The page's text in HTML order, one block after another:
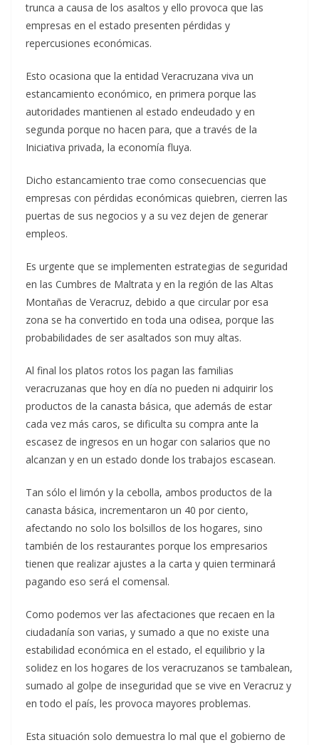
trunca a causa de los asaltos y ello provoca que las
empresas en el estado presenten pérdidas y
repercusiones económicas.
Esto ocasiona que la entidad Veracruzana viva un
estancamiento económico, en primera porque las
autoridades mantienen al estado endeudado y en
segunda porque no hacen para, que a través de la
Iniciativa privada, la economía fluya.
Dicho estancamiento trae como consecuencias que
empresas con pérdidas económicas quiebren, cierren las
puertas de sus negocios y a su vez dejen de generar
empleos.
Es urgente que se implementen estrategias de seguridad
en las Cumbres de Maltrata y en la región de las Altas
Montañas de Veracruz, debido a que circular por esa
zona se ha convertido en toda una odisea, porque las
probabilidades de ser asaltados son muy altas.
Al final los platos rotos los pagan las familias
veracruzanas que hoy en día no pueden ni adquirir los
productos de la canasta básica, que además de estar
cada vez más caros, se dificulta su compra ante la
escasez de ingresos en un hogar con salarios que no
alcanzan y en un estado donde los trabajos escasean.
Tan sólo el limón y la cebolla, ambos productos de la
canasta básica, incrementaron un 40 por ciento,
afectando no solo los bolsillos de los hogares, sino
también de los restaurantes porque los empresarios
tienen que realizar ajustes a la carta y quien terminará
pagando eso será el comensal.
Como podemos ver las afectaciones que recaen en la
ciudadanía son varias, y sumado a que no existe una
estabilidad económica en el estado, el equilibrio y la
solidez en los hogares de los veracruzanos se tambalean,
sumado al golpe de inseguridad que se vive en Veracruz y
en todo el país, les provoca mayores problemas.
Esta situación solo demuestra lo mal que el gobierno de